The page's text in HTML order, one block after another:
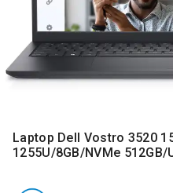
TELEFONI
MALI
KUĆNI
APARATI
TELA
Laptop Dell Vostro 3520
1255U/8GB/NVMe